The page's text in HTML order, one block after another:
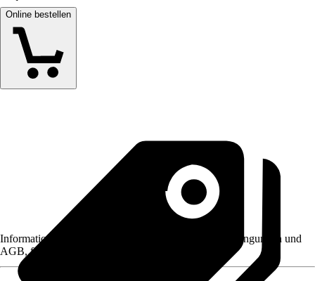
Online bestellen
Informationen des Verkäufers, wie z. B. Rückgabebedingungen und
AGB, finden Sie bei Klick auf den Verkäufernamen.